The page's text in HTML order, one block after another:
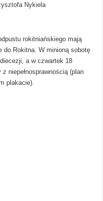
Nykiela
rokitniańskiego mają
do Rokitna. W minioną sobotę
a w czwartek 18
niepełnosprawnością (plan
plakacie).